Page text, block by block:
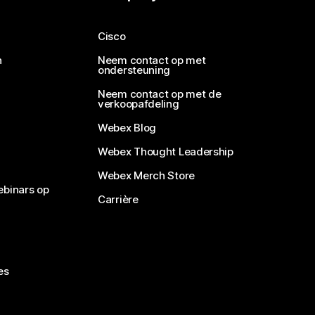
op
Cisco
Neem contact op met
ondersteuning
Neem contact op met de
verkoopafdeling
Webex Blog
Webex Thought Leadership
Webex Merch Store
Carrière